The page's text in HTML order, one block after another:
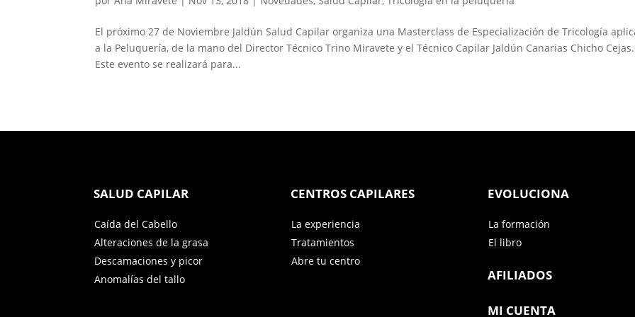
El próximo 27 de Noviembre Jaldún Salud Capilar organiza una Masterclass de Especialización de Tricología
a la Peluquería, de la mano del Director Técnico Trino Miravete y el Técnico Capilar Jaldún Canarias Chicho Cejas.
Este evento se realizará para...
SALUD CAPILAR
Caída del Cabello
Alteraciones de la grasa
Descamaciones y picor
Anomalías del tallo
CENTROS CAPILARES
La experiencia
Tratamientos
Abre tu centro
EVOLUCIONA
La formación
El libro
AFILIADOS
MI CUENTA